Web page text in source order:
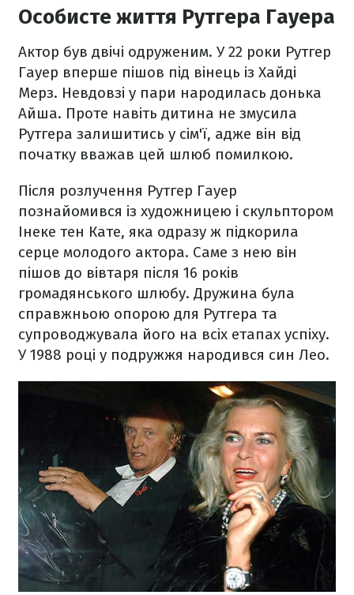
Особисте життя Рутгера Гауера
Актор був двічі одруженим. У 22 роки Рутгер
Гауер вперше пішов під вінець із Хайді
Мерз. Невдовзі у пари народилась донька
Айша. Проте навіть дитина не змусила
Рутгера залишитись у сім'ї, адже він від
початку вважав цей шлюб помилкою.
Після розлучення Рутгер Гауер
познайомився із художницею і скульптором
Інеке тен Кате, яка одразу ж підкорила
серце молодого актора. Саме з нею він
пішов до вівтаря після 16 років
громадянського шлюбу. Дружина була
справжньою опорою для Рутгера та
супроводжувала його на всіх етапах успіху.
У 1988 році у подружжя народився син Лео.